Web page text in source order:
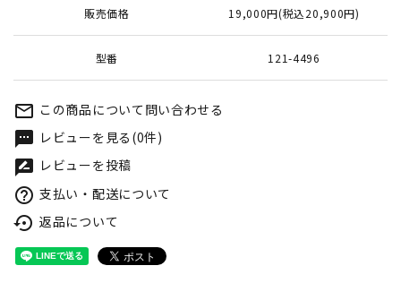
販売価格 19,000円(税込20,900円)
型番 121-4496
mail_outline この商品について問い合わせる
textsms レビューを見る(0件)
rate_review レビューを投稿
help_outline 支払い・配送について
settings_backup_restore 返品について